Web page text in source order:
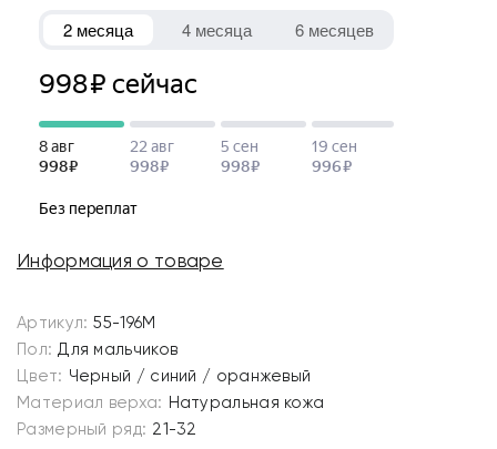
Информация о товаре
Артикул: 55-196M
Пол: Для мальчиков
Цвет: Черный / синий / оранжевый
Материал верха: Натуральная кожа
Размерный ряд: 21-32